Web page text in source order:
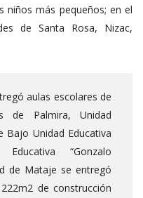
niños más pequeños; en el
de Santa Rosa, Nizac,
aulas escolares de
de Palmira, Unidad
Bajo Unidad Educativa
“Gonzalo
de Mataje se entregó
de construcción